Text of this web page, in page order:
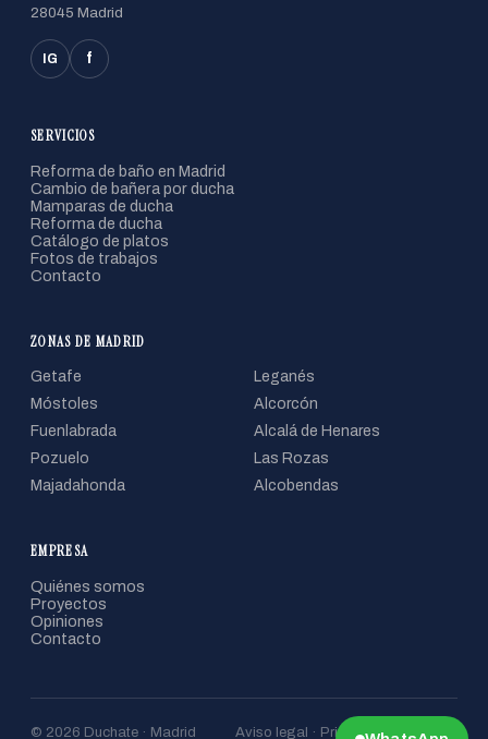
28045 Madrid
IG f
SERVICIOS
Reforma de baño en Madrid
Cambio de bañera por ducha
Mamparas de ducha
Reforma de ducha
Catálogo de platos
Fotos de trabajos
Contacto
ZONAS DE MADRID
Getafe
Leganés
Móstoles
Alcorcón
Fuenlabrada
Alcalá de Henares
Pozuelo
Las Rozas
Majadahonda
Alcobendas
EMPRESA
Quiénes somos
Proyectos
Opiniones
Contacto
© 2026 Duchate · Madrid Aviso legal · Privacidad · Cookies